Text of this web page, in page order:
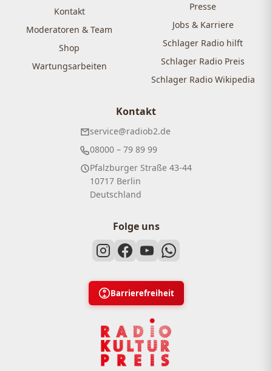
Kontakt
Moderatoren & Team
Shop
Wartungsarbeiten
Presse
Jobs & Karriere
Schlager Radio hilft
Schlager Radio Preis
Schlager Radio Wikipedia
Kontakt
service@radiob2.de
08000 – 79 89 99
Pfalzburger Straße 43-44
10717 Berlin
Deutschland
Folge uns
Barrierefreiheit